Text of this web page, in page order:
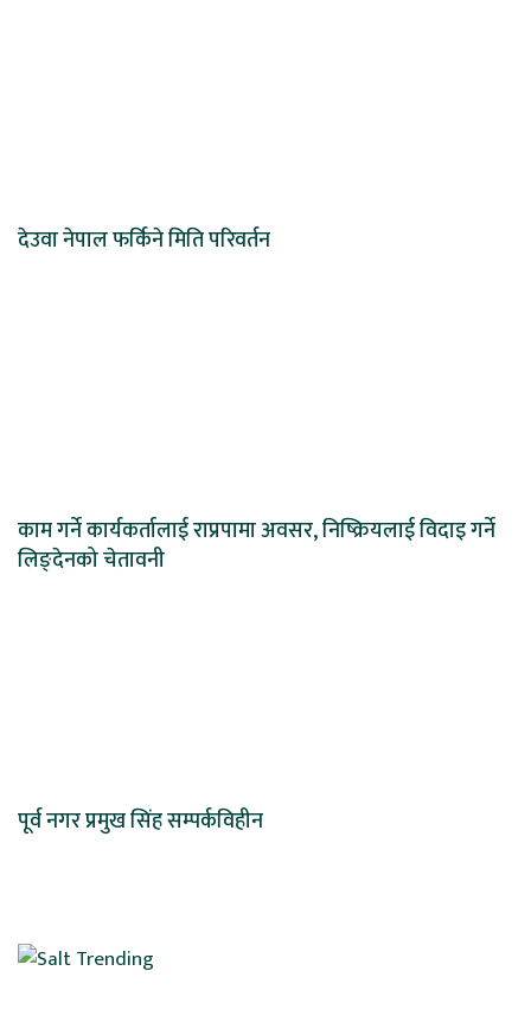
देउवा नेपाल फर्किने मिति परिवर्तन
काम गर्ने कार्यकर्तालाई राप्रपामा अवसर, निष्क्रियलाई विदाइ गर्ने
लिङ्देनको चेतावनी
पूर्व नगर प्रमुख सिंह सम्पर्कविहीन